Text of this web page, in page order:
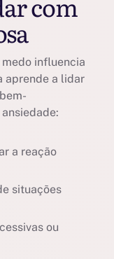
influencia
aprende a lidar
a reação
situações
ou